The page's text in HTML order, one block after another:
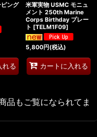
ング
れる
米軍実物 USMC モニュ
メント 250th Marine
Corps Birthday プレー
ト [TELM1F09]
5,800円(税込)
カートに入れる
品もご覧になられてま